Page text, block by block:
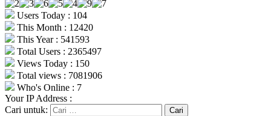
Users Today : 104
This Month : 12420
This Year : 541593
Total Users : 2365497
Views Today : 150
Total views : 7081906
Who's Online : 7
Your IP Address :
Cari untuk: